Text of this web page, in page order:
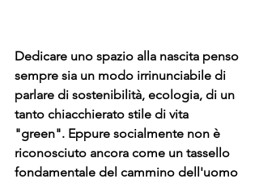
Dedicare uno spazio alla nascita penso
sempre sia un modo irrinunciabile di
parlare di sostenibilità, ecologia, di un
tanto chiacchierato stile di vita
"green". Eppure socialmente non è
riconosciuto ancora come un tassello
fondamentale del cammino dell'uomo